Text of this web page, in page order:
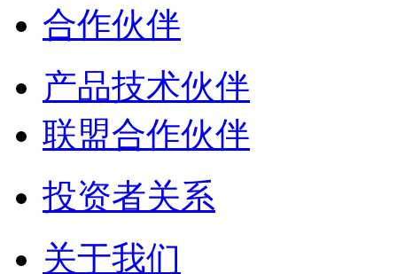
合作伙伴
产品技术伙伴
联盟合作伙伴
投资者关系
关于我们